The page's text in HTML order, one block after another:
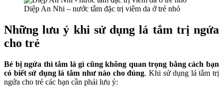
Diệp An Nhi – nước tắm đặc trị viêm da ở trẻ nhỏ
Những lưu ý khi sử dụng lá tắm trị ngứa
cho trẻ
Bé bị ngứa thì tắm lá gì cũng không quan trọng bằng cách bạn
có biết sử dụng lá tắm như nào cho đúng. Khi sử dụng lá tắm trị
ngứa cho trẻ các bạn cần phải lưu ý: